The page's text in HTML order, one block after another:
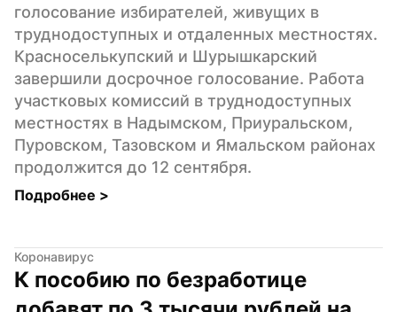
голосование избирателей, живущих в
труднодоступных и отдаленных местностях.
Красноселькупский и Шурышкарский
завершили досрочное голосование. Работа
участковых комиссий в труднодоступных
местностях в Надымском, Приуральском,
Пуровском, Тазовском и Ямальском районах
продолжится до 12 сентября.
Подробнее >
Коронавирус
К пособию по безработице